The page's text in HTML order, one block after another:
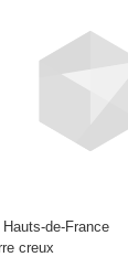
de-France
creux